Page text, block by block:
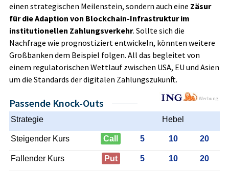
einen strategischen Meilenstein, sondern auch eine Zäsur
für die Adaption von Blockchain-Infrastruktur im
institutionellen Zahlungsverkehr. Sollte sich die
Nachfrage wie prognostiziert entwickeln, könnten weitere
Großbanken dem Beispiel folgen. All das begleitet von
einem regulatorischen Wettlauf zwischen USA, EU und Asien
um die Standards der digitalen Zahlungszukunft.
Werbung
Passende Knock-Outs
Strategie Hebel
Steigender Kurs Call 5 10 20
Fallender Kurs Put 5 10 20